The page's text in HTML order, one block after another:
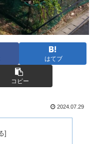
はてブ
コピー
2024.07.29